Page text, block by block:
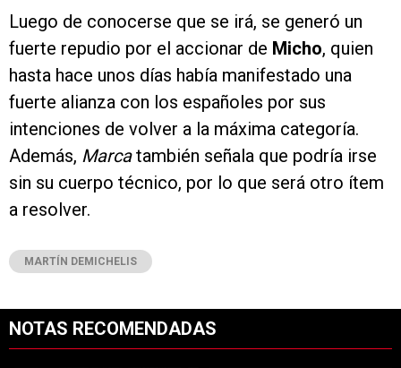
Luego de conocerse que se irá, se generó un
fuerte repudio por el accionar de Micho, quien
hasta hace unos días había manifestado una
fuerte alianza con los españoles por sus
intenciones de volver a la máxima categoría.
Además, Marcatambién señala que podría irse
sin su cuerpo técnico, por lo que será otro ítem
a resolver.
MARTÍN DEMICHELIS
NOTAS RECOMENDADAS